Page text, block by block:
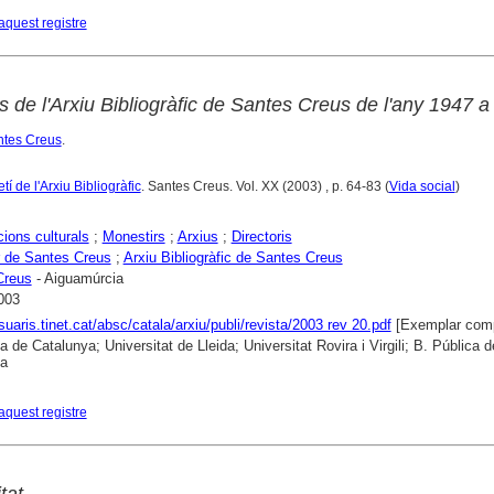
registre
de l'Arxiu Bibliogràfic de Santes Creus de l'any 1947 a
Creus.
de l'Arxiu Bibliogràfic. Santes Creus. Vol. XX (2003) , p. 64-83 (Vida social)
culturals ; Monestirs ; Arxius ; Directoris
Santes Creus ; Arxiu Bibliogràfic de Santes Creus
- Aiguamúrcia
absc/catala/arxiu/publi/revista/2003 rev 20.pdf[Exemplar
de Catalunya; Universitat de Lleida; Universitat Rovira i Virgili; B. Pública
registre